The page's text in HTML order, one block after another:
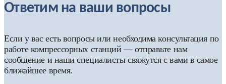
Ответим на ваши вопросы
Если у вас есть вопросы или необходима консультация по
работе компрессорных станций — отправьте нам
сообщение и наши специалисты свяжутся с вами в самое
ближайшее время.